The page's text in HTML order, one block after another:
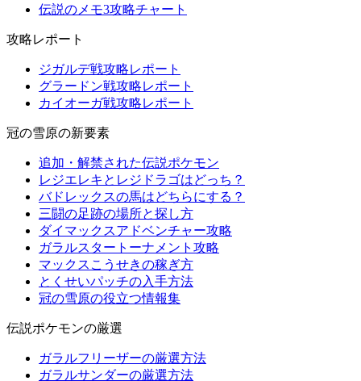
伝説のメモ3攻略チャート
攻略レポート
ジガルデ戦攻略レポート
グラードン戦攻略レポート
カイオーガ戦攻略レポート
冠の雪原の新要素
追加・解禁された伝説ポケモン
レジエレキとレジドラゴはどっち？
バドレックスの馬はどちらにする？
三闘の足跡の場所と探し方
ダイマックスアドベンチャー攻略
ガラルスタートーナメント攻略
マックスこうせきの稼ぎ方
とくせいパッチの入手方法
冠の雪原の役立つ情報集
伝説ポケモンの厳選
ガラルフリーザーの厳選方法
ガラルサンダーの厳選方法